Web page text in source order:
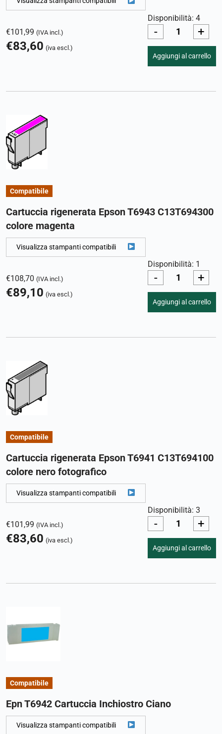
€101,99 (IVA incl.)
€83,60 (iva escl.)
Disponibilità: 4
- +
Aggiungi al carrello
Compatibile
Cartuccia rigenerata Epson T6943 C13T694300
colore magenta
Visualizza stampanti compatibili
€108,70 (IVA incl.)
€89,10 (iva escl.)
Disponibilità: 1
- +
Aggiungi al carrello
Compatibile
Cartuccia rigenerata Epson T6941 C13T694100
colore nero fotografico
Visualizza stampanti compatibili
€101,99 (IVA incl.)
€83,60 (iva escl.)
Disponibilità: 3
- +
Aggiungi al carrello
Compatibile
Epn T6942 Cartuccia Inchiostro Ciano
Visualizza stampanti compatibili